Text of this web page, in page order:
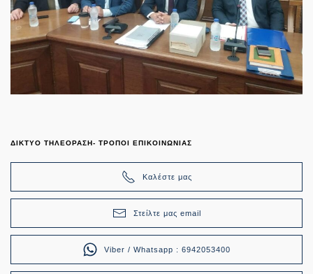
ΔΙΚΤΥΟ ΤΗΛΕΟΡΑΣΗ- ΤΡΟΠΟΙ ΕΠΙΚΟΙΝΩΝΙΑΣ
Καλέστε μας
Στείλτε μας email
Viber / Whatsapp : 6942053400